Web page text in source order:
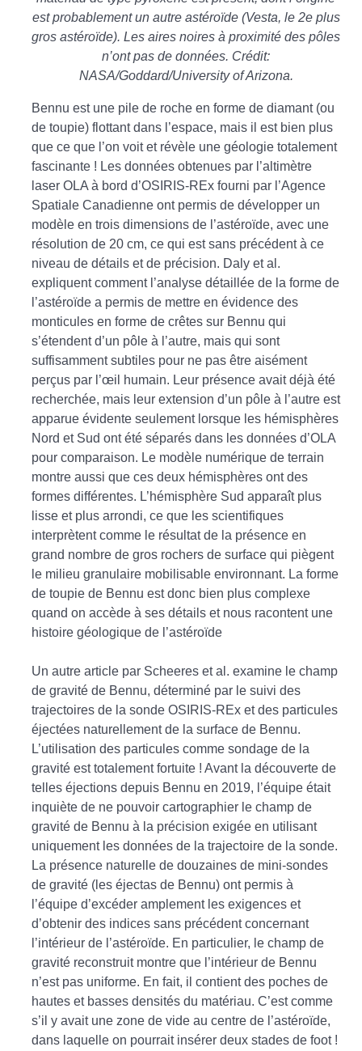
est probablement un autre astéroïde (Vesta, le 2e plus
gros astéroïde). Les aires noires à proximité des pôles
n’ont pas de données. Crédit:
NASA/Goddard/University of Arizona.
Bennu est une pile de roche en forme de diamant (ou
de toupie) flottant dans l’espace, mais il est bien plus
que ce que l’on voit et révèle une géologie totalement
fascinante ! Les données obtenues par l’altimètre
laser OLA à bord d’OSIRIS-REx fourni par l’Agence
Spatiale Canadienne ont permis de développer un
modèle en trois dimensions de l’astéroïde, avec une
résolution de 20 cm, ce qui est sans précédent à ce
niveau de détails et de précision. Daly et al.
expliquent comment l’analyse détaillée de la forme de
l’astéroïde a permis de mettre en évidence des
monticules en forme de crêtes sur Bennu qui
s’étendent d’un pôle à l’autre, mais qui sont
suffisamment subtiles pour ne pas être aisément
perçus par l’œil humain. Leur présence avait déjà été
recherchée, mais leur extension d’un pôle à l’autre est
apparue évidente seulement lorsque les hémisphères
Nord et Sud ont été séparés dans les données d’OLA
pour comparaison. Le modèle numérique de terrain
montre aussi que ces deux hémisphères ont des
formes différentes. L’hémisphère Sud apparaît plus
lisse et plus arrondi, ce que les scientifiques
interprètent comme le résultat de la présence en
grand nombre de gros rochers de surface qui piègent
le milieu granulaire mobilisable environnant. La forme
de toupie de Bennu est donc bien plus complexe
quand on accède à ses détails et nous racontent une
histoire géologique de l’astéroïde
Un autre article par Scheeres et al. examine le champ
de gravité de Bennu, déterminé par le suivi des
trajectoires de la sonde OSIRIS-REx et des particules
éjectées naturellement de la surface de Bennu.
L’utilisation des particules comme sondage de la
gravité est totalement fortuite ! Avant la découverte de
telles éjections depuis Bennu en 2019, l’équipe était
inquiète de ne pouvoir cartographier le champ de
gravité de Bennu à la précision exigée en utilisant
uniquement les données de la trajectoire de la sonde.
La présence naturelle de douzaines de mini-sondes
de gravité (les éjectas de Bennu) ont permis à
l’équipe d’excéder amplement les exigences et
d’obtenir des indices sans précédent concernant
l’intérieur de l’astéroïde. En particulier, le champ de
gravité reconstruit montre que l’intérieur de Bennu
n’est pas uniforme. En fait, il contient des poches de
hautes et basses densités du matériau. C’est comme
s’il y avait une zone de vide au centre de l’astéroïde,
dans laquelle on pourrait insérer deux stades de foot !